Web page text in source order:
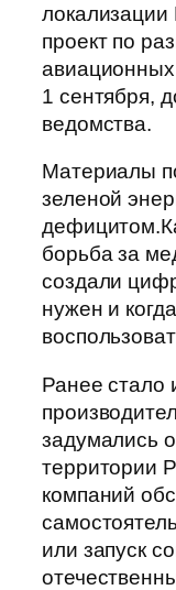
проект по
авиационных
1 сентября,
ведомства.
Материалы
зеленой
борьба за
создали
нужен и
Ранее стало
задумались
территории
компаний
или запуск